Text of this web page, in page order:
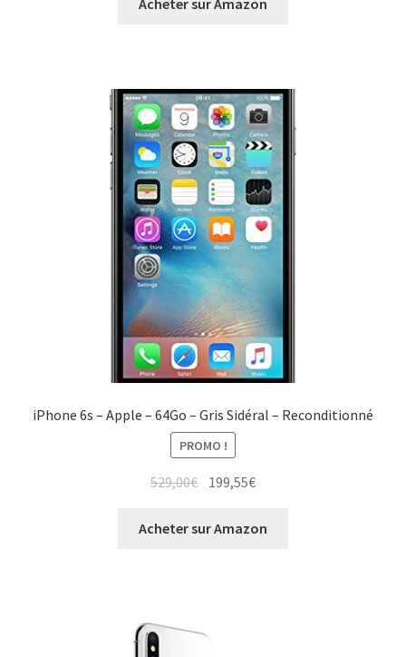
iPhone 6s – Apple – 64Go – Gris Sidéral – Reconditionné
PROMO !
529,00€ 199,55€
Acheter sur Amazon